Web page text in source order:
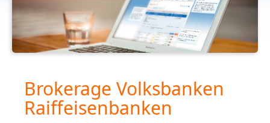
Brokerage Volksbanken
Raiffeisenbanken